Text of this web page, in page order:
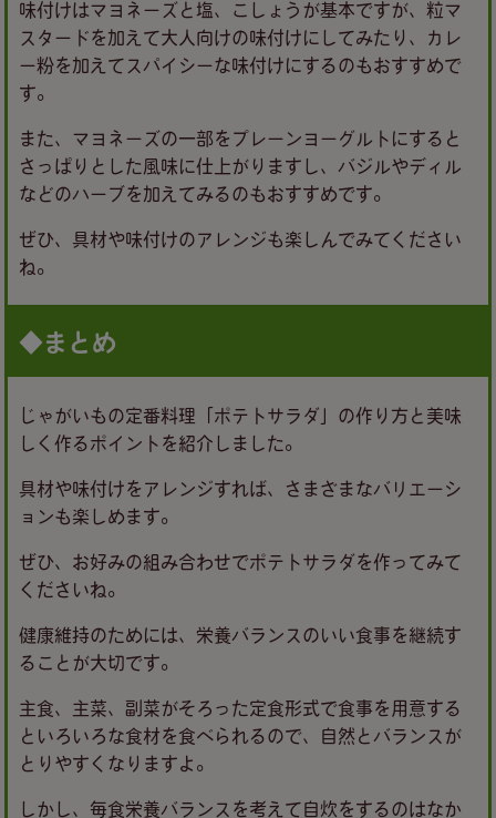
味付けはマヨネーズと塩、こしょうが基本ですが、粒マ
スタードを加えて大人向けの味付けにしてみたり、カレ
ー粉を加えてスパイシーな味付けにするのもおすすめで
す。
また、マヨネーズの一部をプレーンヨーグルトにすると
さっぱりとした風味に仕上がりますし、バジルやディル
などのハーブを加えてみるのもおすすめです。
ぜひ、具材や味付けのアレンジも楽しんでみてください
ね。
◆まとめ
じゃがいもの定番料理「ポテトサラダ」の作り方と美味
しく作るポイントを紹介しました。
具材や味付けをアレンジすれば、さまざまなバリエーシ
ョンも楽しめます。
ぜひ、お好みの組み合わせでポテトサラダを作ってみて
くださいね。
健康維持のためには、栄養バランスのいい食事を継続す
ることが大切です。
主食、主菜、副菜がそろった定食形式で食事を用意する
といろいろな食材を食べられるので、自然とバランスが
とりやすくなりますよ。
しかし、毎食栄養バランスを考えて自炊をするのはなか